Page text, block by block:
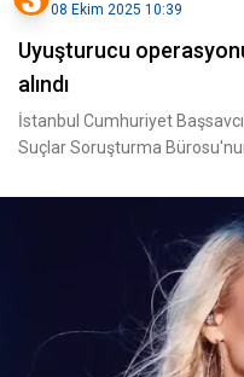
08 Ekim 2025 10:39
Uyuşturucu
alındı
İstanbul Cumhuriyet
Suçlar Soruşturma